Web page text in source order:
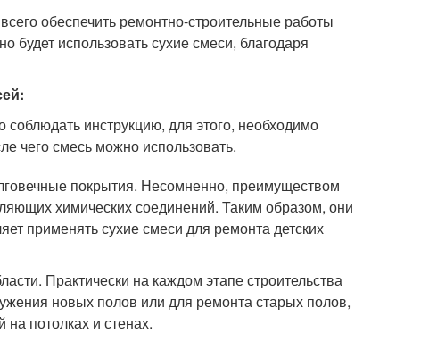
обеспечить ремонтно-строительные работы
будет использовать сухие смеси, благодаря
инструкцию, для этого, необходимо
чего смесь можно использовать.
покрытия. Несомненно, преимуществом
химических соединений. Таким образом, они
применять сухие смеси для ремонта детских
Практически на каждом этапе строительства
новых полов или для ремонта старых полов,
потолках и стенах.